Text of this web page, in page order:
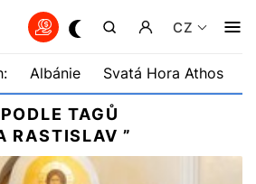
CZ
Albánie Svatá Hora Athos
TAGŮ
RASTISLAV ”